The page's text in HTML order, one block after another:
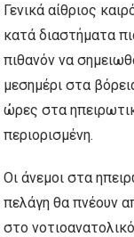
Γενικά αίθριος
κατά διαστήματα
πιθανόν να
μεσημέρι στα
ώρες στα
περιορισμένη.
Οι άνεμοι στα
πελάγη θα πνέουν
στο